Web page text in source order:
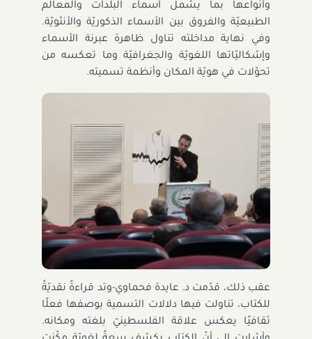
وأنواعها بما يشمل أسماء البلدات والمعالم
الطبيعيّة والفروق بين الأسماء الذكوريّة والأنثويّة.
وفي نهاية مداخلته تناول ظاهرة عبرنة الأسماء
وإشكاليّاتها اللغويّة والجغرافيّة وما تعكسه من
تحوّلات في هويّة المكان وأنظمة تسميته.
عقب ذلك، قدّمت د. عايدة فحماوي-وتد قراءةً نقديّةً
للكتاب، تناولت فيها دلالات التسمية بوصفها فعلًا
ثقافيًا يعكس علاقة الفلسطينيّ بلغته ومكانه.